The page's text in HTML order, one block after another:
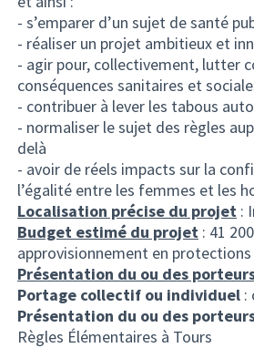
- s’emparer d’un sujet de santé
- réaliser un projet ambitieux et
- agir pour, collectivement, lutter
conséquences sanitaires et
- contribuer à lever les tabous
- normaliser le sujet des règles
delà
- avoir de réels impacts sur la
l’égalité entre les femmes et les
Localisation précise du projet :
Budget estimé du projet : 41
approvisionnement en
Présentation du ou des
Portage collectif ou individuel :
Présentation du ou des
Règles Élémentaires à Tours